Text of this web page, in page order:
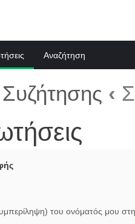
Αναζήτηση
‹
του ονόματός μου στη